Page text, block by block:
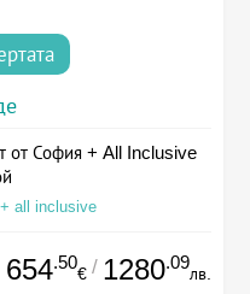
от София + All Inclusive
all inclusive
654.50
€ / 1280.09
лв.